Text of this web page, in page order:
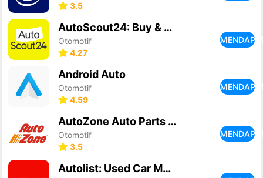
3.5
AutoScout24: Buy & sell cars
Otomotif
4.27
Android Auto
Otomotif
4.59
AutoZone Auto Parts & Repair
Otomotif
3.5
Autolist: Used Car Marketplace